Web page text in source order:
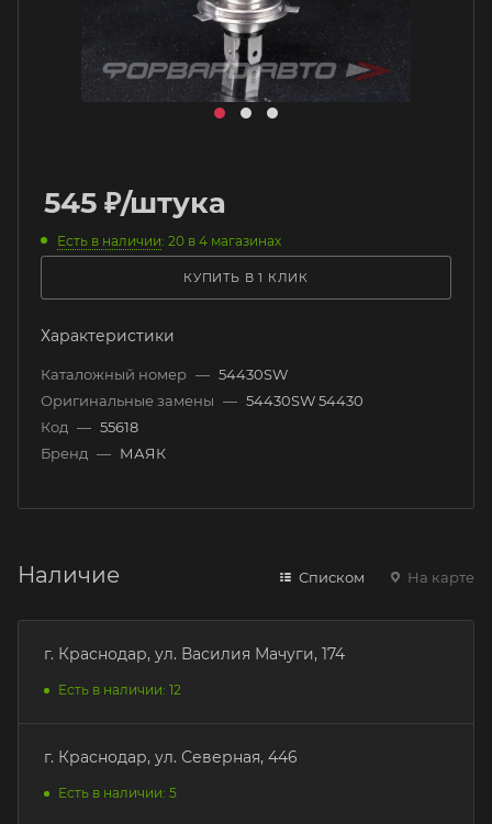
545 ₽/штука
Есть в наличии: 20 в 4 магазинах
КУПИТЬ В 1 КЛИК
Характеристики
Каталожный номер — 54430SW
Оригинальные замены — 54430SW 54430
Код — 55618
Бренд — МАЯК
Наличие Списком На карте
г. Краснодар, ул. Василия Мачуги, 174
Есть в наличии: 12
г. Краснодар, ул. Северная, 446
Есть в наличии: 5